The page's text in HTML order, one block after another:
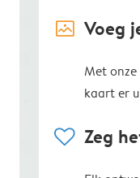
image_placeholder Voeg
Met onze
kaart er
heart Zeg